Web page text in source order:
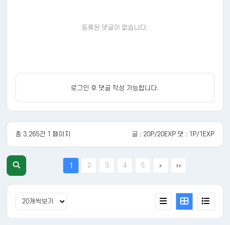
등록된 댓글이 없습니다.
로그인 후 댓글 작성 가능합니다.
총 3,265건 1 페이지 글 : 20P/20EXP 댓 : 1P/1EXP
1 2 3 4 5